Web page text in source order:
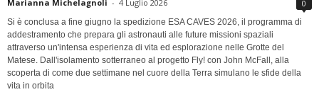
Marianna Michelagnoli - 4 Luglio 2026 0
Si è conclusa a fine giugno la spedizione ESA CAVES 2026, il programma di
addestramento che prepara gli astronauti alle future missioni spaziali
attraverso un'intensa esperienza di vita ed esplorazione nelle Grotte del
Matese. Dall'isolamento sotterraneo al progetto Fly! con John McFall, alla
scoperta di come due settimane nel cuore della Terra simulano le sfide della
vita in orbita